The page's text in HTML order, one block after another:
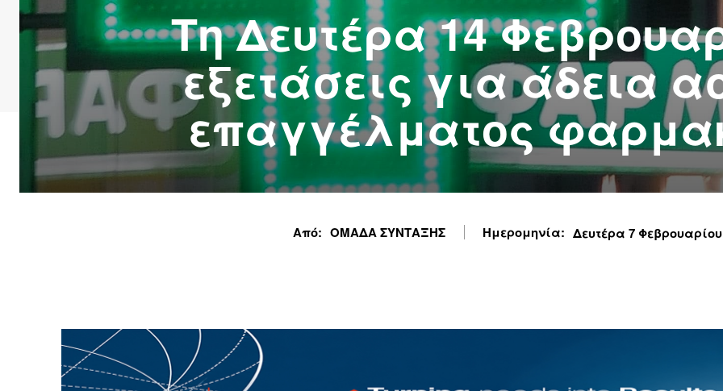
Τη Δευτέρα 14
εξετάσεις για άδεια
επαγγέλματος
Από: ΟΜΑΔΑ ΣΥΝΤΑΞΗΣ Ημερομηνία: Δευτέρα 7 Φεβρουαρίου